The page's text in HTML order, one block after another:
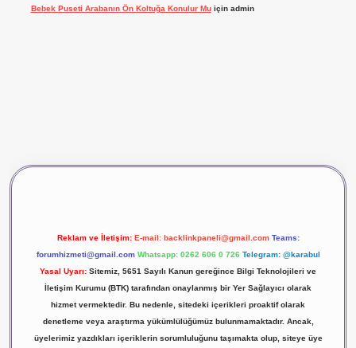
Bebek Puseti Arabanın Ön Koltuğa Konulur Muiçin admin
Reklam ve İletişim: E-mail: backlinkpaneli@gmail.com Teams:
forumhizmeti@gmail.com Whatsapp: 0262 606 0 726 Telegram: @karabul
Yasal Uyarı: Sitemiz, 5651 Sayılı Kanun gereğince Bilgi Teknolojileri ve
İletişim Kurumu (BTK) tarafından onaylanmış bir Yer Sağlayıcı olarak
hizmet vermektedir. Bu nedenle, sitedeki içerikleri proaktif olarak
denetleme veya araştırma yükümlülüğümüz bulunmamaktadır. Ancak,
üyelerimiz yazdıkları içeriklerin sorumluluğunu taşımakta olup, siteye üye